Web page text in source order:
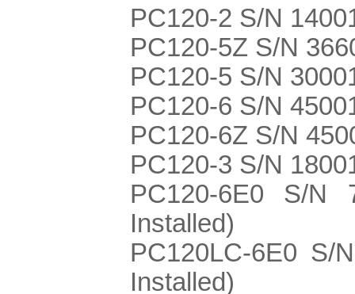
PC120-2 S/N
PC120-5Z S/N
PC120-5 S/N
PC120-6 S/N
PC120-6Z S/N
PC120-3 S/N
PC120-6E0 S/N
Installed)
PC120LC-6E0 S/
Installed)